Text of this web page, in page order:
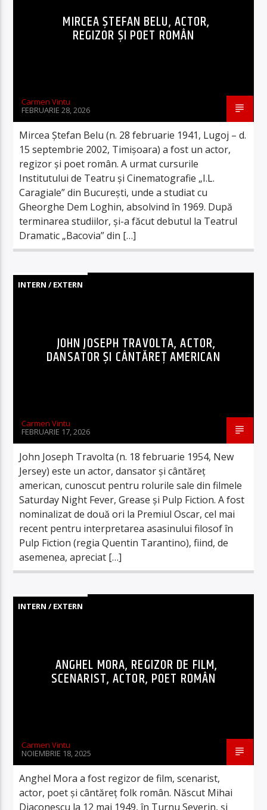
MIRCEA ȘTEFAN BELU, ACTOR,
REGIZOR ȘI POET ROMÂN
Carmen Vintu
FEBRUARIE 28, 2026
Mircea Ștefan Belu (n. 28 februarie 1941, Lugoj – d.
15 septembrie 2002, Timișoara) a fost un actor,
regizor și poet român. A urmat cursurile
Institutului de Teatru și Cinematografie „I.L.
Caragiale” din București, unde a studiat cu
Gheorghe Dem Loghin, absolvind în 1969. După
terminarea studiilor, și-a făcut debutul la Teatrul
Dramatic „Bacovia” din […]
INTERN / EXTERN
JOHN JOSEPH TRAVOLTA, ACTOR,
DANSATOR ȘI CÂNTĂREȚ AMERICAN
Carmen Vintu
FEBRUARIE 17, 2026
John Joseph Travolta (n. 18 februarie 1954, New
Jersey) este un actor, dansator și cântăreț
american, cunoscut pentru rolurile sale din filmele
Saturday Night Fever, Grease și Pulp Fiction. A fost
nominalizat de două ori la Premiul Oscar, cel mai
recent pentru interpretarea asasinului filosof în
Pulp Fiction (regia Quentin Tarantino), fiind, de
asemenea, apreciat […]
INTERN / EXTERN
ANGHEL MORA, REGIZOR DE FILM,
SCENARIST, ACTOR, POET ROMÂN
Carmen Vintu
NOIEMBRIE 18, 2025
Anghel Mora a fost regizor de film, scenarist,
actor, poet și cântăreț folk român. Născut Mihai
Diaconescu la 12 mai 1949, în Turnu Severin, și